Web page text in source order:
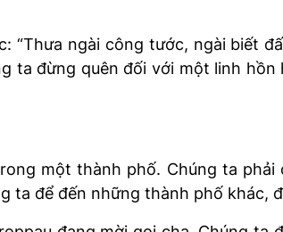
“Thưa ngài công tước, ngài biết
ta đừng quên đối với một linh hồn
một thành phố. Chúng ta
ta để đến những thành phố khác,